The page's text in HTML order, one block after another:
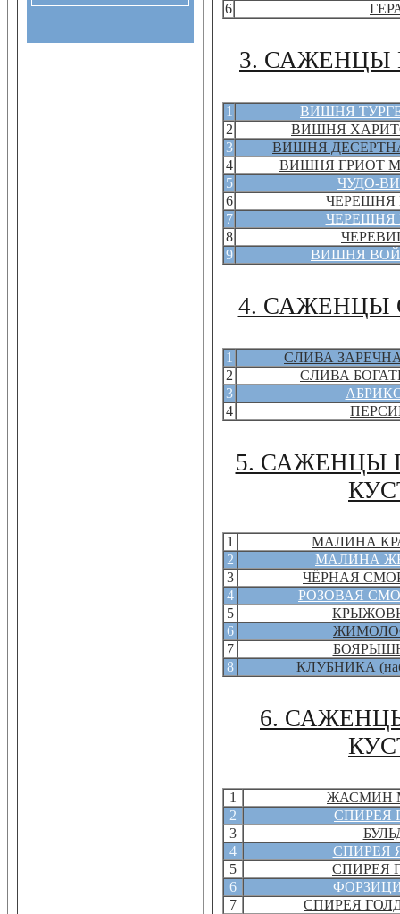
6
3. САЖЕНЦЫ
1
ВИШНЯ
2
ВИШНЯ
3
ВИШНЯ
4
ВИШНЯ ГРИОТ
5
ЧУДО-
6
ЧЕРЕШНЯ
7
ЧЕРЕШНЯ
8
9
ВИШНЯ
4. САЖЕНЦЫ
1
СЛИВА
2
СЛИВА
3
4
5. САЖЕНЦЫ
1
МАЛИНА
2
МАЛИНА
3
ЧЁРНАЯ
4
РОЗОВАЯ
5
6
7
8
КЛУБНИКА
6.
1
ЖАСМИН
2
СПИРЕЯ
3
4
СПИРЕЯ
5
СПИРЕЯ
6
7
СПИРЕЯ